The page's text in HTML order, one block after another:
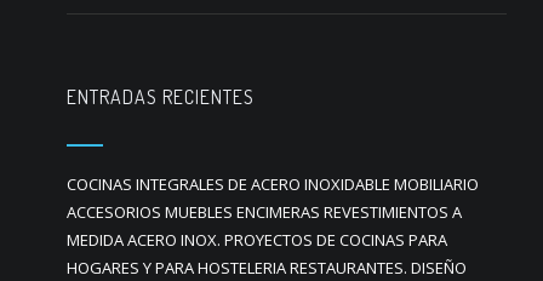
ENTRADAS RECIENTES
COCINAS INTEGRALES DE ACERO INOXIDABLE MOBILIARIO
ACCESORIOS MUEBLES ENCIMERAS REVESTIMIENTOS A
MEDIDA ACERO INOX. PROYECTOS DE COCINAS PARA
HOGARES Y PARA HOSTELERIA RESTAURANTES. DISEÑO